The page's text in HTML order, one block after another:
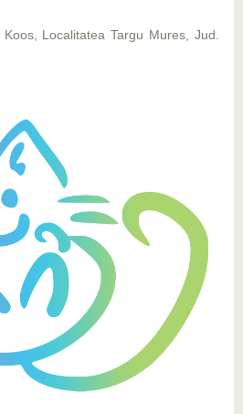
Localitatea Targu Mures, Jud.